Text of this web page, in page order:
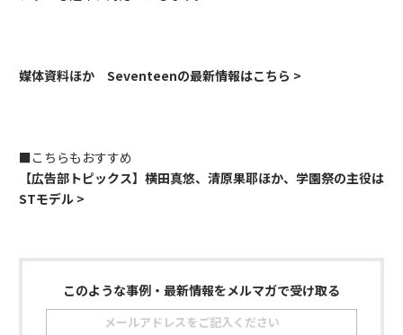
媒体資料ほか Seventeenの最新情報はこちら >
■こちらもおすすめ
【広告部トピックス】横田真悠、清原果耶ほか、学園祭の主役は
STモデル >
このような事例・最新情報をメルマガで受け取る